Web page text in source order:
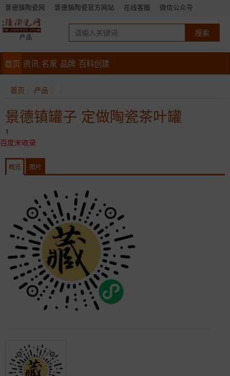
景德镇陶瓷网 景德镇陶瓷官方网站 在线客服 微信公众号
产品
首页 资讯 名家 品牌 百科创建
首页 产品
景德镇罐子 定做陶瓷茶叶罐
1
百度未收录
概览 图片